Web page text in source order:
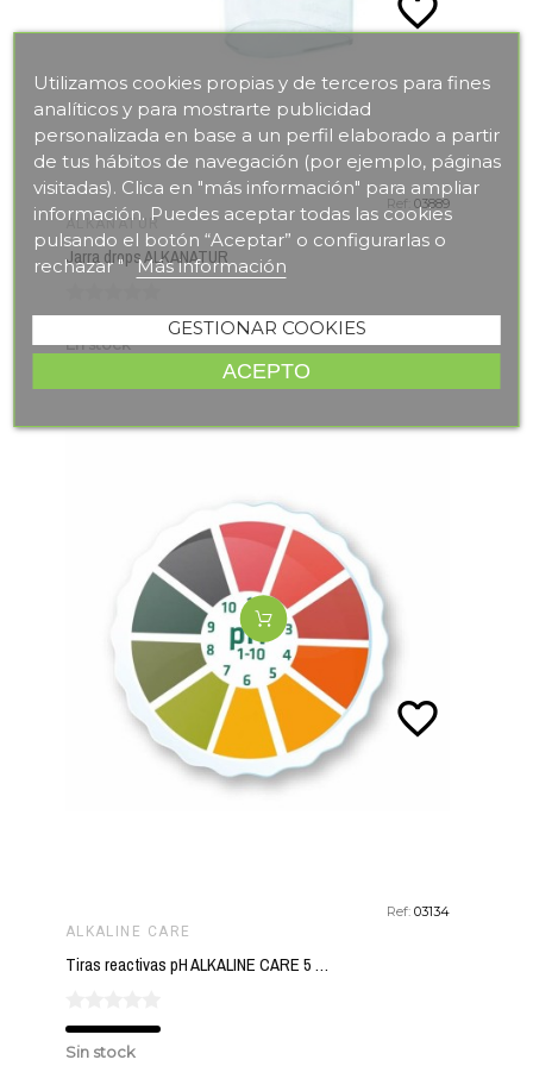
Utilizamos cookies propias y de terceros para fines
analíticos y para mostrarte publicidad
personalizada en base a un perfil elaborado a partir
de tus hábitos de navegación (por ejemplo, páginas
visitadas). Clica en "más información" para ampliar
información. Puedes aceptar todas las cookies
pulsando el botón “Aceptar” o configurarlas o
rechazar " Más información
GESTIONAR COOKIES
ACEPTO
Ref:03889
ALKANATUR
Jarra drops ALKANATUR
En stock
favorite_border
Ref:03134
ALKALINE CARE
Tiras reactivas pH ALKALINE CARE 5 metros
Sin stock
favorite_border